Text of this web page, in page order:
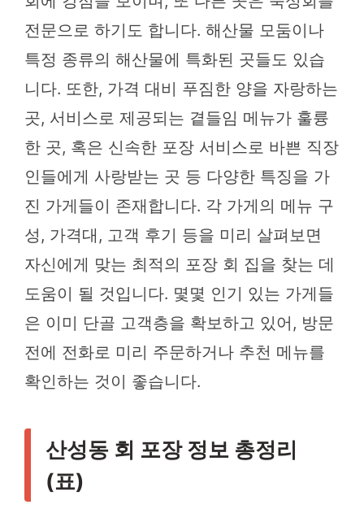
전문으로 하기도 합니다. 해산물 모둠이나
특정 종류의 해산물에 특화된 곳들도 있습
니다. 또한, 가격 대비 푸짐한 양을 자랑하는
곳, 서비스로 제공되는 곁들임 메뉴가 훌륭
한 곳, 혹은 신속한 포장 서비스로 바쁜 직장
인들에게 사랑받는 곳 등 다양한 특징을 가
진 가게들이 존재합니다. 각 가게의 메뉴 구
성, 가격대, 고객 후기 등을 미리 살펴보면
자신에게 맞는 최적의 포장 회 집을 찾는 데
도움이 될 것입니다. 몇몇 인기 있는 가게들
은 이미 단골 고객층을 확보하고 있어, 방문
전에 전화로 미리 주문하거나 추천 메뉴를
확인하는 것이 좋습니다.
산성동 회 포장 정보 총정리
(표)